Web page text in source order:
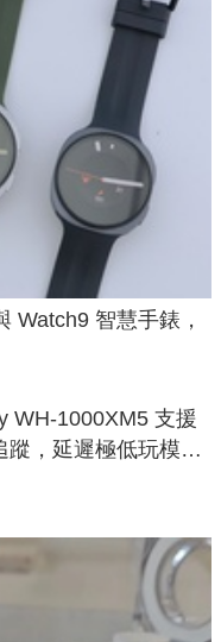
Watch9 智慧手錶，
WH-1000XM5 支援
蹤，延遲極低玩模擬